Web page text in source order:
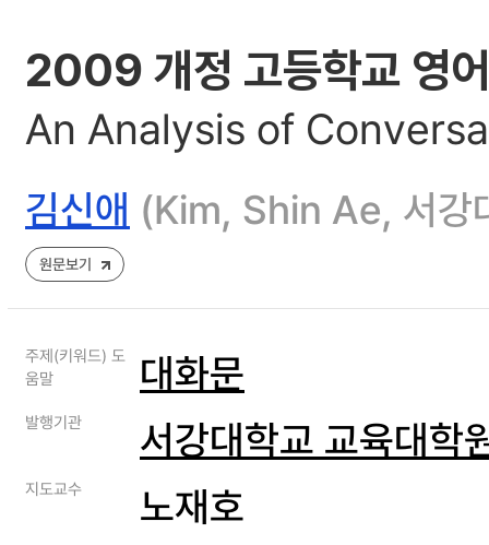
2009 개정 고등학교 영
An Analysis of
김신애 (Kim, Shin Ae, 서강
원문보기
주제(키워드) 도
움말
대화문
발행기관 서강대학교 교육대학
지도교수 노재호